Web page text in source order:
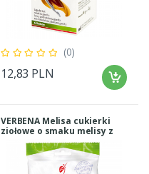
(0)
12,83 PLN
VERBENA Melisa cukierki
ziołowe o smaku melisy z
dodatkiem witaminy C.